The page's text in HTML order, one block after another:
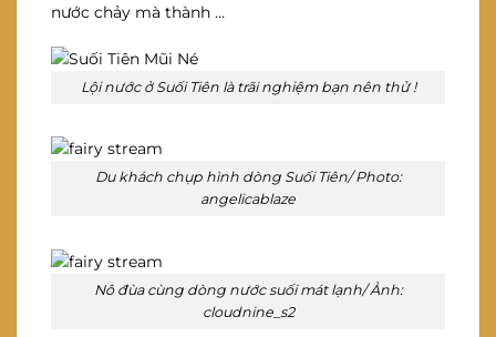
nước chảy mà thành …
Lội nước ở Suối Tiên là trãi nghiệm bạn nên thử !
Du khách chụp hình dòng Suối Tiên/ Photo:
angelicablaze
Nô đùa cùng dòng nước suối mát lạnh/ Ảnh:
cloudnine_s2